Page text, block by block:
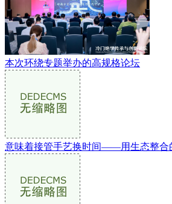
本次环绕专题举办的高规格论坛
意味着接管手艺换时间——用生态整合